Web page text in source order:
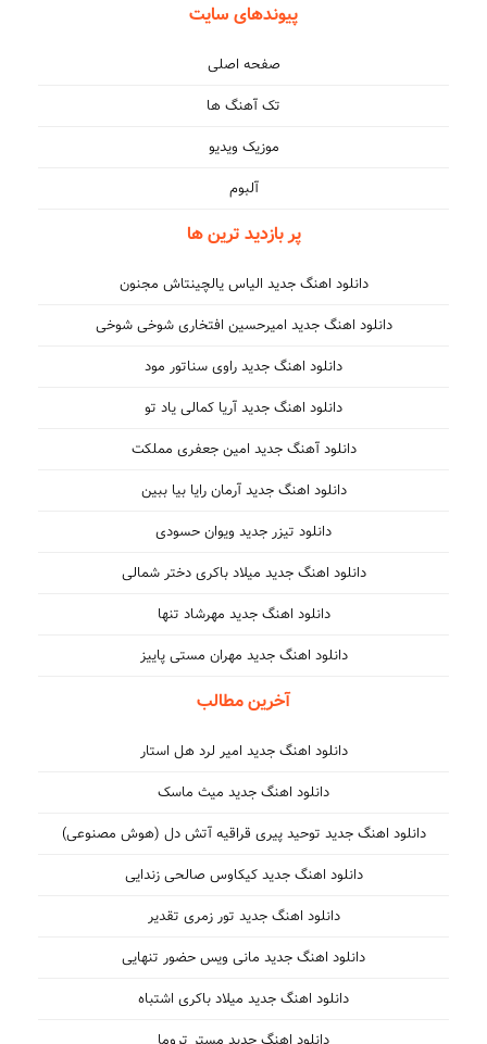
پیوندهای سایت
صفحه اصلی
تک آهنگ ها
موزیک ویدیو
آلبوم
پر بازدید ترین ها
دانلود اهنگ جدید الیاس یالچینتاش مجنون
دانلود اهنگ جدید امیرحسین افتخاری شوخی شوخی
دانلود اهنگ جدید راوی سناتور مود
دانلود اهنگ جدید آریا کمالی یاد تو
دانلود آهنگ جدید امین جعفری مملکت
دانلود اهنگ جدید آرمان رایا بیا ببین
دانلود تیزر جدید ویوان حسودی
دانلود اهنگ جدید میلاد باکری دختر شمالی
دانلود اهنگ جدید مهرشاد تنها
دانلود اهنگ جدید مهران مستی پاییز
آخرین مطالب
دانلود اهنگ جدید امیر لرد هل استار
دانلود اهنگ جدید میث ماسک
دانلود اهنگ جدید توحید پیری قراقیه آتش دل (هوش مصنوعی)
دانلود اهنگ جدید کیکاوس صالحی زندایی
دانلود اهنگ جدید تور زمری تقدیر
دانلود اهنگ جدید مانی ویس حضور تنهایی
دانلود اهنگ جدید میلاد باکری اشتباه